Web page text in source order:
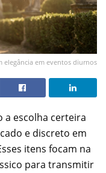
elegância em eventos diurnos
a escolha certeira
e discreto em
itens focam na
para transmitir